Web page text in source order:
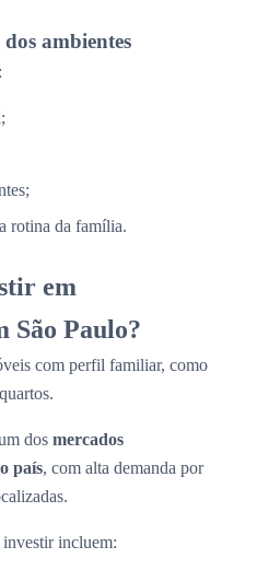
ambientes
rotina da família.
em
São Paulo?
com perfil familiar, como
dos mercados
país, com alta demanda por
incluem: